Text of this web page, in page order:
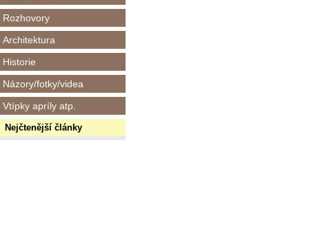
Rozhovory
Architektura
Historie
Názory/fotky/videa
Vtípky apríly atp.
Nejčtenější články